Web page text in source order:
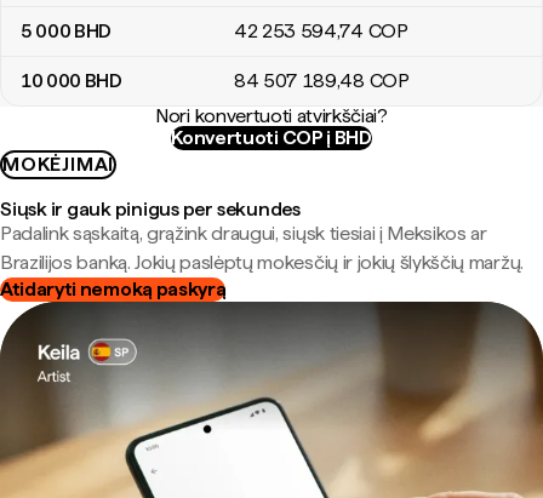
5 000 BHD 42 253 594,74 COP
10 000 BHD 84 507 189,48 COP
Nori konvertuoti atvirkščiai?
Konvertuoti COP į BHD
MOKĖJIMAI
Siųsk ir gauk pinigus per sekundes
Padalink sąskaitą, grąžink draugui, siųsk tiesiai į Meksikos ar
Brazilijos banką. Jokių paslėptų mokesčių ir jokių šlykščių maržų.
Atidaryti nemoką paskyrą